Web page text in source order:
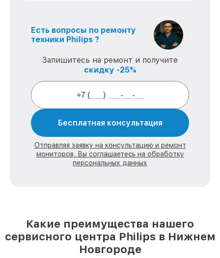
Есть вопросы по ремонту
техники Philips ?
Запишитесь на ремонт и получите
скидку -25%
Бесплатная консультация
Отправляя заявку на консультацию и ремонт
мониторов, Вы соглашаетесь на обработку
персональных данных
Какие преимущества нашего
сервисного центра Philips в Нижнем
Новгороде